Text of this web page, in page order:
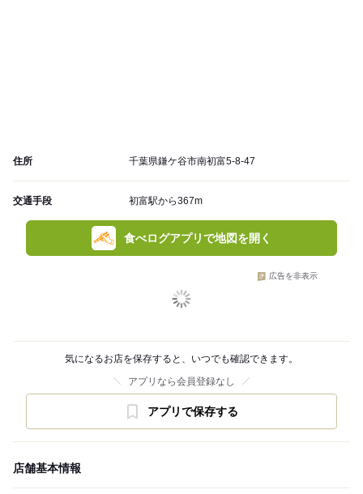
住所 千葉県鎌ケ谷市南初富5-8-47
交通手段 初富駅から367m
食べログアプリで地図を開く
広告を非表示
気になるお店を保存すると、いつでも確認できます。
アプリなら会員登録なし
アプリで保存する
店舗基本情報